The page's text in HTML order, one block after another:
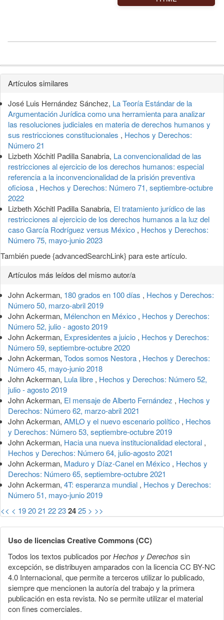
Detalles
del
artículo
Artículos similares
José Luis Hernández Sánchez, La Teoría Estándar de la
Argumentación Jurídica como una herramienta para analizar
las resoluciones judiciales en materia de derechos humanos y
sus restricciones constitucionales , Hechos y Derechos:
Número 21
Lizbeth Xóchitl Padilla Sanabria, La convencionalidad de las
restricciones al ejercicio de los derechos humanos: especial
referencia a la inconvencionalidad de la prisión preventiva
oficiosa , Hechos y Derechos: Número 71, septiembre-octubre
2022
Lizbeth Xóchitl Padilla Sanabria, El tratamiento jurídico de las
restricciones al ejercicio de los derechos humanos a la luz del
caso García Rodríguez versus México , Hechos y Derechos:
Número 75, mayo-junio 2023
También puede {advancedSearchLink} para este artículo.
Artículos más leídos del mismo autor/a
John Ackerman, 180 grados en 100 días , Hechos y Derechos:
Número 50, marzo-abril 2019
John Ackerman, Mélenchon en México , Hechos y Derechos:
Número 52, julio - agosto 2019
John Ackerman, Expresidentes a juicio , Hechos y Derechos:
Número 59, septiembre-octubre 2020
John Ackerman, Todos somos Nestora , Hechos y Derechos:
Número 45, mayo-junio 2018
John Ackerman, Lula libre , Hechos y Derechos: Número 52,
julio - agosto 2019
John Ackerman, El mensaje de Alberto Fernández , Hechos y
Derechos: Número 62, marzo-abril 2021
John Ackerman, AMLO y el nuevo escenario político , Hechos
y Derechos: Número 53, septiembre-octubre 2019
John Ackerman, Hacia una nueva institucionalidad electoral ,
Hechos y Derechos: Número 64, julio-agosto 2021
John Ackerman, Maduro y Díaz-Canel en México , Hechos y
Derechos: Número 65, septiembre-octubre 2021
John Ackerman, 4T: esperanza mundial , Hechos y Derechos:
Número 51, mayo-junio 2019
<< < 192021 22232425 > >>
Uso de licencias Creative Commons (CC)
Todos los textos publicados porHechos y Derechos sin
excepción, se distribuyen amparados con la licencia CC BY-NC
4.0 Internacional, que permite a terceros utilizar lo publicado,
siempre que mencionen la autoría del trabajo y la primera
publicación en esta revista. No se permite utilizar el material
con fines comerciales.